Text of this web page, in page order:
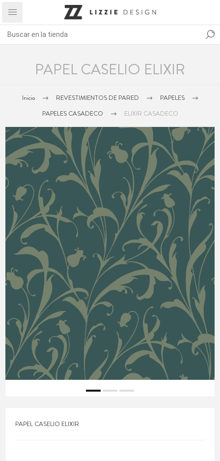
PAPEL CASELIO ELIXIR
Inicio REVESTIMIENTOS DE PARED
PAPELES
PAPELES CASADECO
ELIXIR CASADECO
PAPEL CASELIO ELIXIR